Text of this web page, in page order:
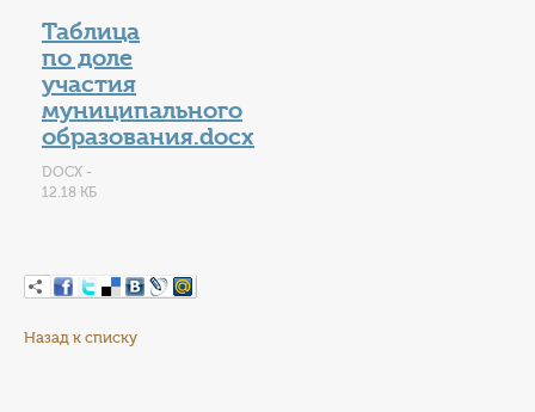
Таблица
по доле
участия
муниципального
образования.docx
DOCX -
12.18 КБ
Назад к списку